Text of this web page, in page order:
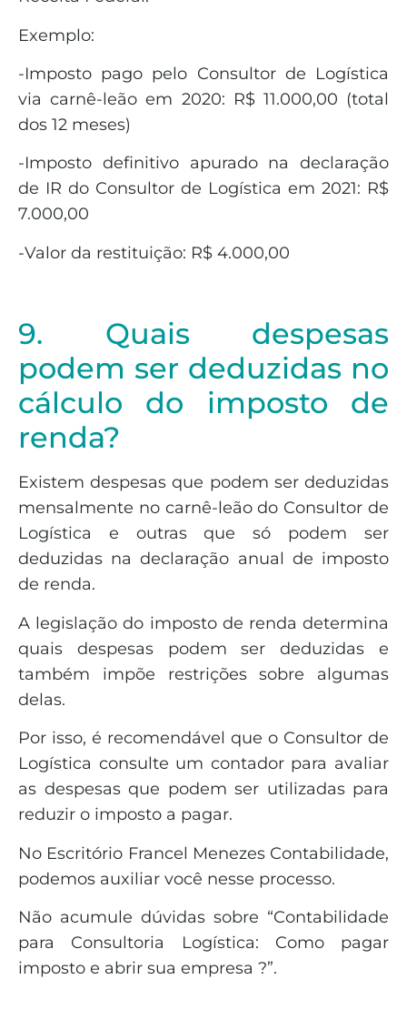
Exemplo:
-Imposto pago pelo Consultor de Logística
via carnê-leão em 2020: R$ 11.000,00 (total
dos 12 meses)
-Imposto definitivo apurado na declaração
de IR do Consultor de Logística em 2021: R$
7.000,00
-Valor da restituição: R$ 4.000,00
9. Quais despesas
podem ser deduzidas no
cálculo do imposto de
renda?
Existem despesas que podem ser deduzidas
mensalmente no carnê-leão do Consultor de
Logística e outras que só podem ser
deduzidas na declaração anual de imposto
de renda.
A legislação do imposto de renda determina
quais despesas podem ser deduzidas e
também impõe restrições sobre algumas
delas.
Por isso, é recomendável que o Consultor de
Logística consulte um contador para avaliar
as despesas que podem ser utilizadas para
reduzir o imposto a pagar.
No Escritório Francel Menezes Contabilidade,
podemos auxiliar você nesse processo.
Não acumule dúvidas sobre “Contabilidade
para Consultoria Logística: Como pagar
imposto e abrir sua empresa ?”.